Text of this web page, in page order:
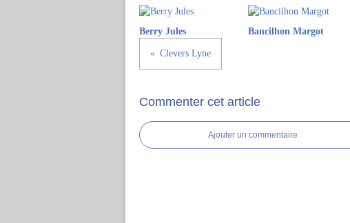
Berry Jules Bancilhon Margot
Clevers Lyne
Commenter cet article
Ajouter un commentaire